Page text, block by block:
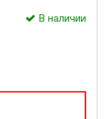
В наличии